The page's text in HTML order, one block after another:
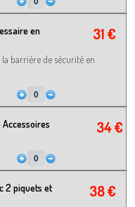
en
31 €
barrière de sécurité en
34 €
2 piquets et
38 €